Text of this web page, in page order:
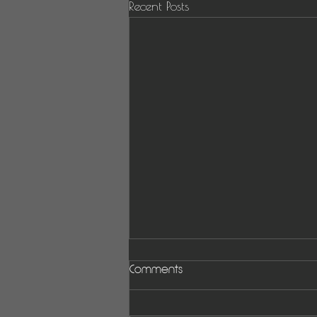
Recent Posts
Comments